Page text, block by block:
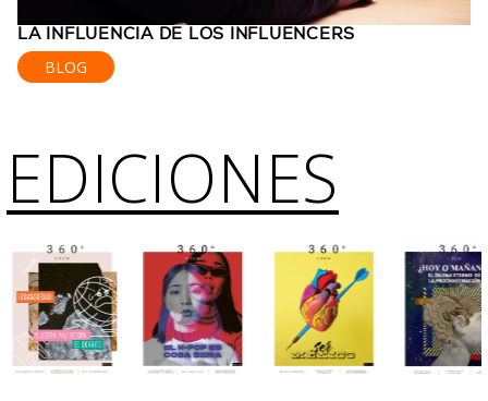
LA INFLUENCIA DE LOS INFLUENCERS
BLOG
EDICIONES